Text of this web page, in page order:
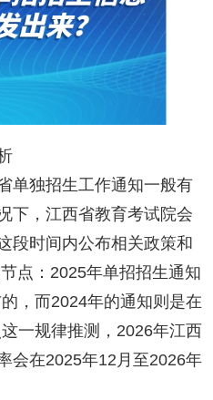
独招生工作通知一般有
下，江西省教育考试院会
段时间内公布相关政策和
点：2025年单招招生通知
，而2024年的通知则是在
一规律推测，2026年江西
会在2025年12月至2026年